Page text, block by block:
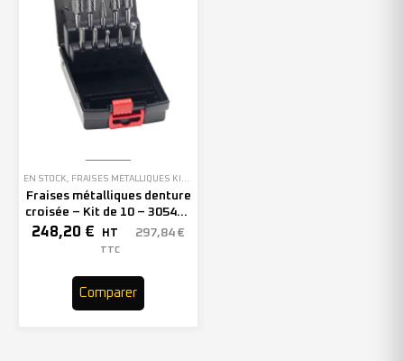
EN STOCK FRAISES MÉTALLIQUES KIT PLUSIEURS FORMES
Fraises métalliques denture
croisée – Kit de 10 – 305484
(x1)
248,20 € HT 297,84 €
TTC
Comparer